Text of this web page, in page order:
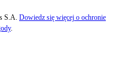
S.A. Dowiedz się więcej o ochronie
.